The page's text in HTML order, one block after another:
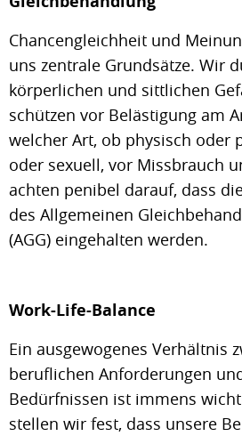
Chancengleichheit und
uns zentrale Grundsätze. Wir
körperlichen und sittlichen
schützen vor Belästigung am
welcher Art, ob physisch oder
oder sexuell, vor Missbrauch
achten penibel darauf, dass
des Allgemeinen
(AGG) eingehalten werden.
Work-Life-Balance
Ein ausgewogenes Verhältnis
beruflichen Anforderungen
Bedürfnissen ist immens
stellen wir fest, dass unsere